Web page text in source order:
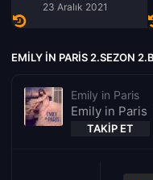
23 Aralık 2021
EMILY IN PARIS 2.SEZON
Emily in Paris
Emily in Paris
TAKIP ET